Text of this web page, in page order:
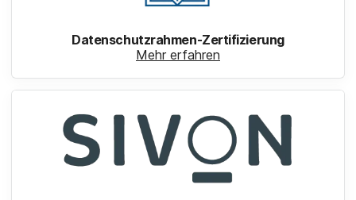
Datenschutzrahmen-Zertifizierung
Mehr erfahren